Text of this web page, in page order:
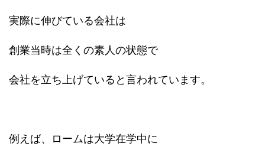
実際に伸びている会社は
創業当時は全くの素人の状態で
会社を立ち上げていると言われています。
例えば、ロームは大学在学中に